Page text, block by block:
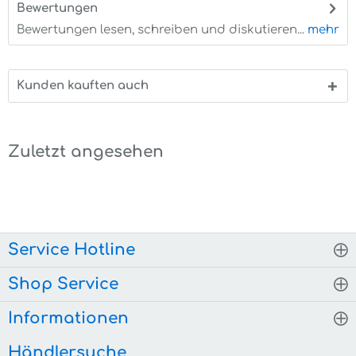
Bewertungen
Bewertungen lesen, schreiben und diskutieren... mehr
Kunden kauften auch
Zuletzt angesehen
Service Hotline
Shop Service
Informationen